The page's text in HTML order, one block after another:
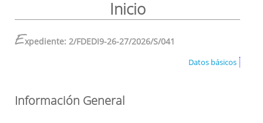
Inicio
Expediente: 2/FDEDI9-26-27/2026/S/041
Datos básicos
Información General